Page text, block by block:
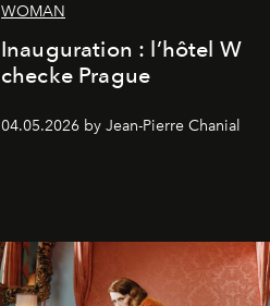
WOMAN
Inauguration : l’hôtel W
checke Prague
04.05.2026 by Jean-Pierre Chanial